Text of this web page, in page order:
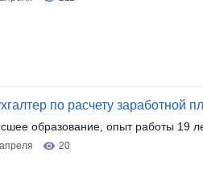
по расчету заработной
образование, опыт работы 19
20